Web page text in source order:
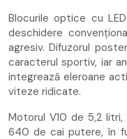
Blocurile optice cu
deschidere
agresiv. Difuzorul
caracterul sportiv, iar
integrează eleroane
viteze ridicate.
Motorul V10 de 5,2
640 de cai putere, în